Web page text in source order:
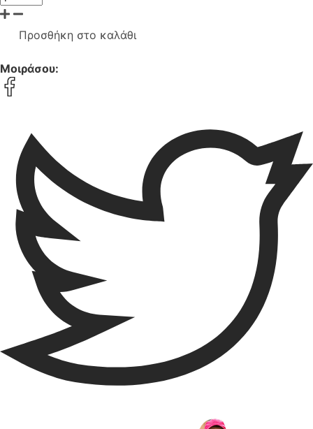
Προσθήκη στο καλάθι
Μοιράσου: